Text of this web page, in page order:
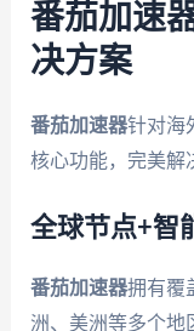
番茄加速
决方案
番茄加速器针对海
核心功能，完美解
全球节点+智
番茄加速器拥有覆
洲、美洲等多个地